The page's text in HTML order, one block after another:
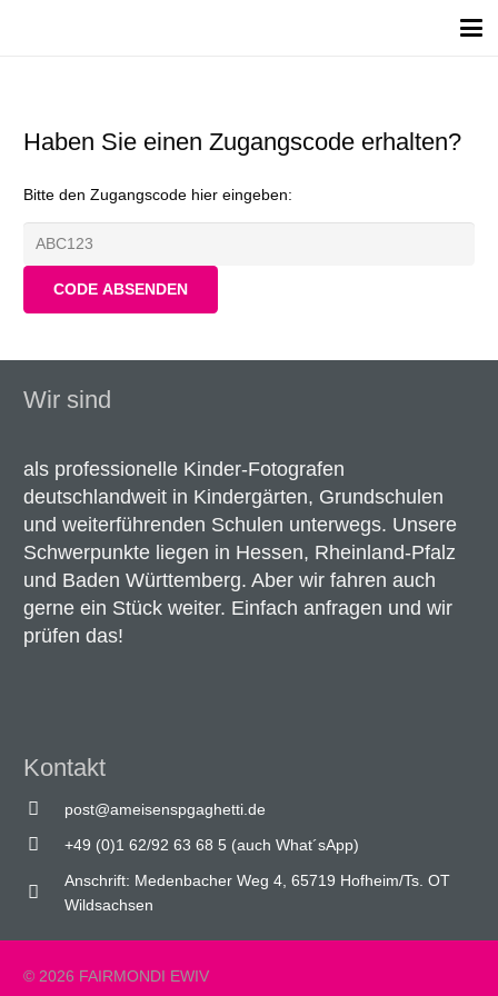
Haben Sie einen Zugangscode erhalten?
Bitte den Zugangscode hier eingeben:
Wir sind
als professionelle Kinder-Fotografen
deutschlandweit in Kindergärten, Grundschulen
und weiterführenden Schulen unterwegs. Unsere
Schwerpunkte liegen in Hessen, Rheinland-Pfalz
und Baden Württemberg. Aber wir fahren auch
gerne ein Stück weiter. Einfach anfragen und wir
prüfen das!
Kontakt
post@ameisenspgaghetti.de
+49 (0)1 62/92 63 68 5 (auch What´sApp)
Anschrift: Medenbacher Weg 4, 65719 Hofheim/Ts. OT
Wildsachsen
© 2026 FAIRMONDI EWIV